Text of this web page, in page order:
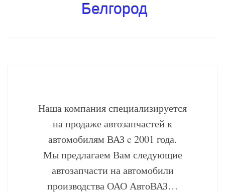
Белгород
Наша компания специализируется
на продаже автозапчастей к
автомобилям ВАЗ c 2001 года.
Мы предлагаем Вам следующие
автозапчасти на автомобили
производства ОАО АвтоВАЗ…